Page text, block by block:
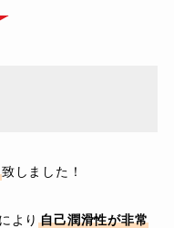
致しました！
より自己潤滑性が非常